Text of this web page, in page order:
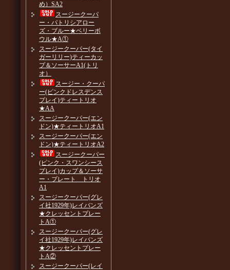
め）SA2
スージークーパ
ー・パトリシアロー
ズ・ブルー★ベリーボ
ウル★A①
スージークーパー(タイ
ガーリリー)ティーカッ
プ＆ソーサーA1(トリ
オ）
スージー・クーパ
ー(ピンクドレスデンス
プレイ)ティートリオ
★AA
スージークーパー(エン
ドン)★ティートリオA1
スージークーパー(エン
ドン)★ティートリオA2
スージークーパー
(ピンク・スワンシース
プレイ)カップ＆ソーサ
ー・プレート トリオ
A1
スージークーパー(グレ
イ社1929年)レイバンズ
★クレッセントプレー
トA①
スージークーパー(グレ
イ社1929年)レイバンズ
★クレッセントプレー
トA②
スージークーパー(レイ